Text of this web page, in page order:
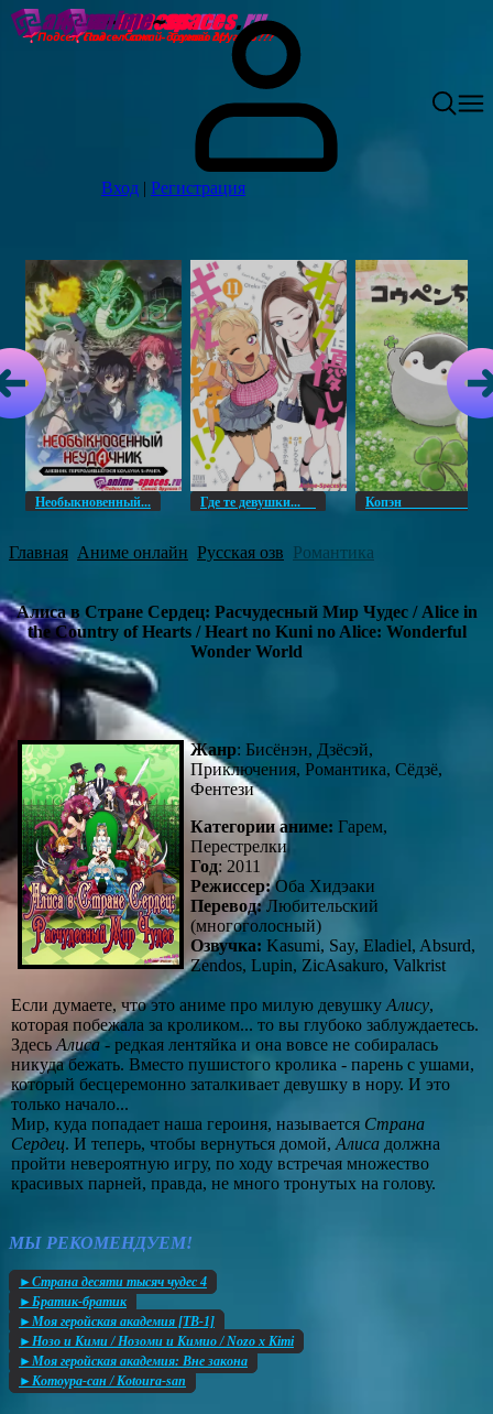
Вход | Регистрация
Необыкновенный... Где те девушки... Копэн
Главная Аниме онлайн Русская озв Романтика
Алиса в Стране Сердец: Расчудесный Мир Чудес / Alice in
the Country of Hearts / Heart no Kuni no Alice: Wonderful
Wonder World
Жанр: Бисёнэн, Дзёсэй,
Приключения, Романтика, Сёдзё,
Фентези
Категории аниме: Гарем,
Перестрелки
Год: 2011
Режиссер:Оба Хидэаки
Перевод:Любительский
(многоголосный)
Озвучка: Kasumi, Say, Eladiel, Absurd,
Zendos, Lupin, ZicAsakuro, Valkrist
Если думаете, что это аниме про милую девушку Алису,
которая побежала за кроликом... то вы глубоко заблуждаетесь.
Здесь Алиса - редкая лентяйка и она вовсе не собиралась
никуда бежать. Вместо пушистого кролика - парень с ушами,
который бесцеремонно заталкивает девушку в нору. И это
только начало...
Мир, куда попадает наша героиня, называется Страна
Сердец. И теперь, чтобы вернуться домой, Алиса должна
пройти невероятную игру, по ходу встречая множество
красивых парней, правда, не много тронутых на голову.
МЫ РЕКОМЕНДУЕМ!
►Страна десяти тысяч чудес 4
►Братик-братик
►Моя геройская академия [ТВ-1]
►Нозо и Кими / Нозоми и Кимио / Nozo x Kimi
►Моя геройская академия: Вне закона
►Котоура-сан / Kotoura-san